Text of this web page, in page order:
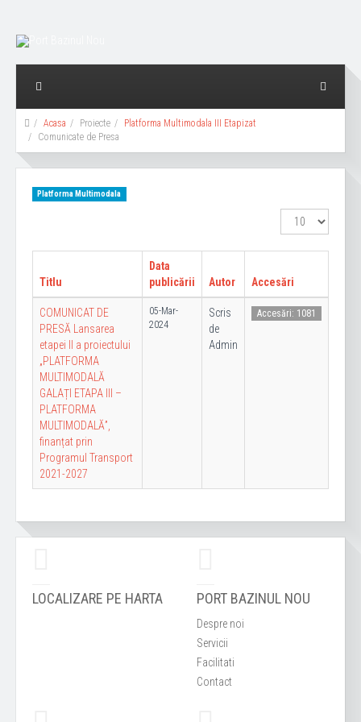
Acasa Proiecte
Platforma Multimodala III Etapizat
Comunicate de Presa
Platforma Multimodala
Afișare
#
Titlu
Data
publicării
Autor Accesări
COMUNICAT DE
PRESĂ Lansarea
etapei II a proiectului
„PLATFORMA
MULTIMODALĂ
GALAȚI ETAPA III –
PLATFORMA
MULTIMODALĂ”,
finanțat prin
Programul Transport
2021-2027
05-Mar-
2024
Scris
de
Admin
Accesări: 1081
LOCALIZARE PE HARTA PORT BAZINUL NOU
Despre noi
Servicii
Facilitati
Contact